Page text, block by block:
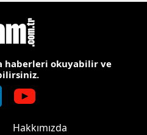
haberleri okuyabilir ve
Hakkımızda